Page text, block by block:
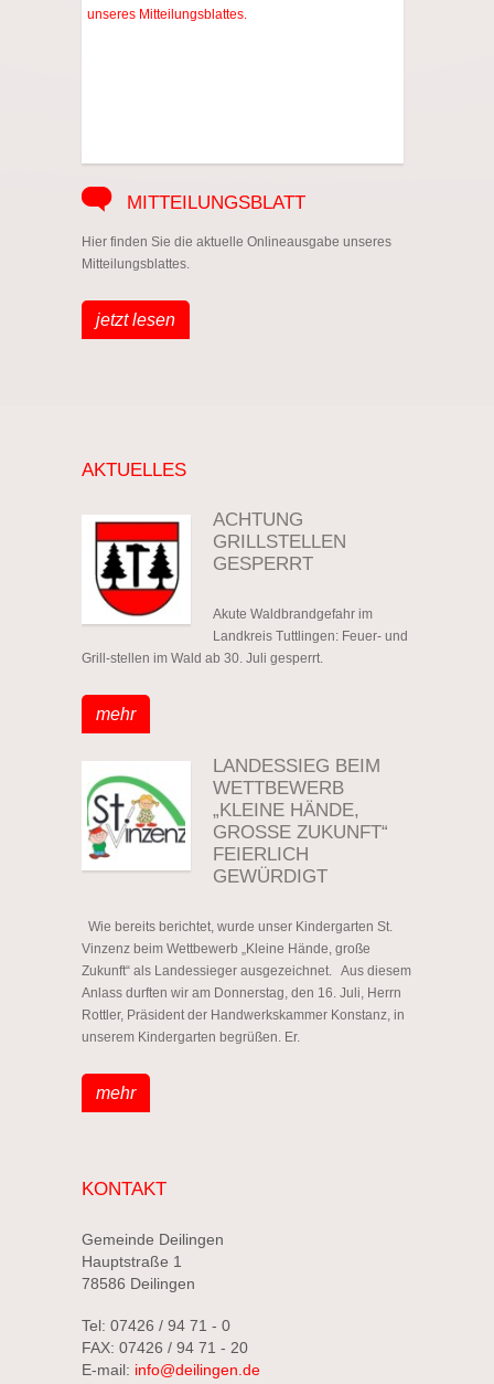
MITTEILUNGSBLATT
Hier finden Sie die aktuelle Onlineausgabe unseres
Mitteilungsblattes.
jetzt lesen
AKTUELLES
ACHTUNG
GRILLSTELLEN
GESPERRT
Akute Waldbrandgefahr im
Landkreis Tuttlingen: Feuer- und
Grill-stellen im Wald ab 30. Juli gesperrt.
mehr
LANDESSIEG BEIM
WETTBEWERB
„KLEINE HÄNDE,
GROSSE ZUKUNFT“ F
EIERLICH G
EWÜRDIGT
Wie bereits berichtet, wurde unser Kindergarten St.
Vinzenz beim Wettbewerb „Kleine Hände, große
Zukunft“ als Landessieger ausgezeichnet. Aus diesem
Anlass durften wir am Donnerstag, den 16. Juli, Herrn
Rottler, Präsident der Handwerkskammer Konstanz, in
unserem Kindergarten begrüßen. Er.
mehr
KONTAKT
Gemeinde Deilingen
Hauptstraße 1
78586 Deilingen
Tel: 07426 / 94 71 - 0
FAX: 07426 / 94 71 - 20
E-mail: info@deilingen.de